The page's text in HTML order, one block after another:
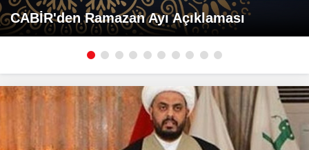
CABİR'den Ramazan Ayı Açıklaması